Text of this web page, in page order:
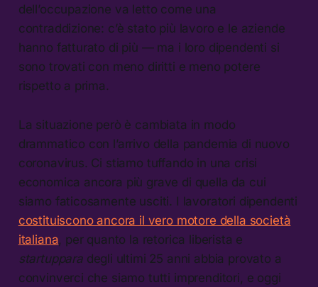
dell’occupazione va letto come una
contraddizione: c’è stato più lavoro e le aziende
hanno fatturato di più — ma i loro dipendenti si
sono trovati con meno diritti e meno potere
rispetto a prima.
La situazione però è cambiata in modo
drammatico con l’arrivo della pandemia di nuovo
coronavirus. Ci stiamo tuffando in una crisi
economica ancora più grave di quella da cui
siamo faticosamente usciti. I lavoratori dipendenti
costituiscono ancora il vero motore della società
italiana, per quanto la retorica liberista e
startupparadegli ultimi 25 anni abbia provato a
convinverci che siamo tutti imprenditori, e oggi